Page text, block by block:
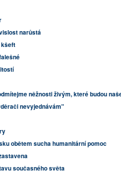
narůstá
kšeft
něžnosti živým, které budou
nevyjednávám"
obětem sucha humanitární pomoc
současného světa